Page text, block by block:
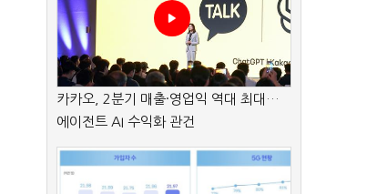
카카오, 2분기 매출·영업익 역대 최대…
에이전트 AI 수익화 관건